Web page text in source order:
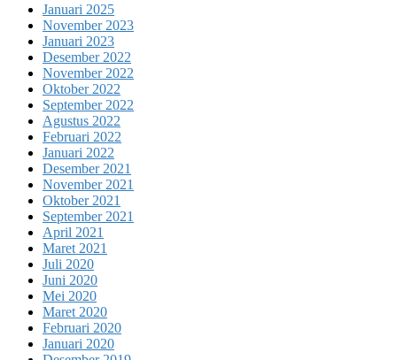
Januari 2025
November 2023
Januari 2023
Desember 2022
November 2022
Oktober 2022
September 2022
Agustus 2022
Februari 2022
Januari 2022
Desember 2021
November 2021
Oktober 2021
September 2021
April 2021
Maret 2021
Juli 2020
Juni 2020
Mei 2020
Maret 2020
Februari 2020
Januari 2020